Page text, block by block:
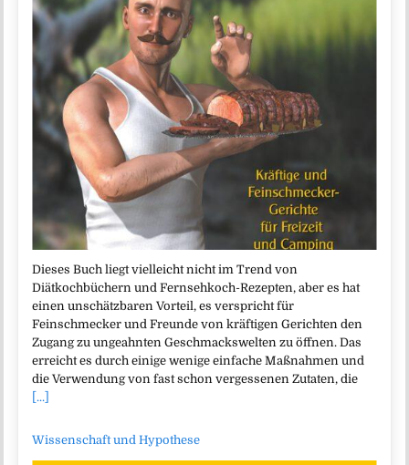
Dieses Buch liegt vielleicht nicht im Trend von
Diätkochbüchern und Fernsehkoch-Rezepten, aber es hat
einen unschätzbaren Vorteil, es verspricht für
Feinschmecker und Freunde von kräftigen Gerichten den
Zugang zu ungeahnten Geschmackswelten zu öffnen. Das
erreicht es durch einige wenige einfache Maßnahmen und
die Verwendung von fast schon vergessenen Zutaten, die
[...]
Wissenschaft und Hypothese